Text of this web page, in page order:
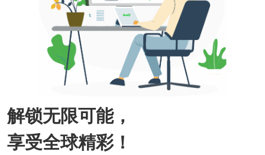
解锁无限可能，
享受全球精彩！